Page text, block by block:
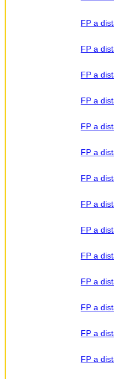
FP a
FP a
FP a
FP a
FP a
FP a
FP a
FP a
FP a
FP a
FP a
FP a
FP a
FP a